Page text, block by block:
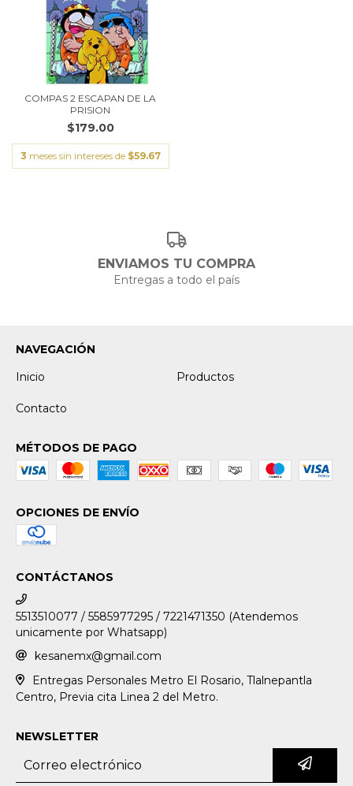
COMPAS 2 ESCAPAN DE LA
PRISION
$179.00
3 meses sin intereses de $59.67
ENVIAMOS TU COMPRA
Entregas a todo el país
NAVEGACIÓN
Inicio
Productos
Contacto
MÉTODOS DE PAGO
OPCIONES DE ENVÍO
CONTÁCTANOS
5513510077 / 5585977295 / 7221471350 (Atendemos
unicamente por Whatsapp)
kesanemx@gmail.com
Entregas Personales Metro El Rosario, Tlalnepantla
Centro, Previa cita Linea 2 del Metro.
NEWSLETTER